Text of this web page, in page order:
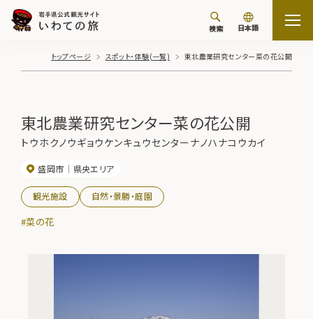
検索 日本語
トップページ スポット・体験(一覧) 東北農業研究センター菜の花公開
東北農業研究センター菜の花公開
トウホクノウギョウケンキュウセンターナノハナコウカイ
盛岡市 県央エリア
観光施設 自然・景勝・庭園
#菜の花